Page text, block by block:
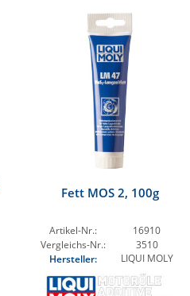
Fett MOS 2, 100g
Artikel-Nr.:
16910
Vergleichs-Nr.:
3510
Hersteller:
LIQUI MOLY